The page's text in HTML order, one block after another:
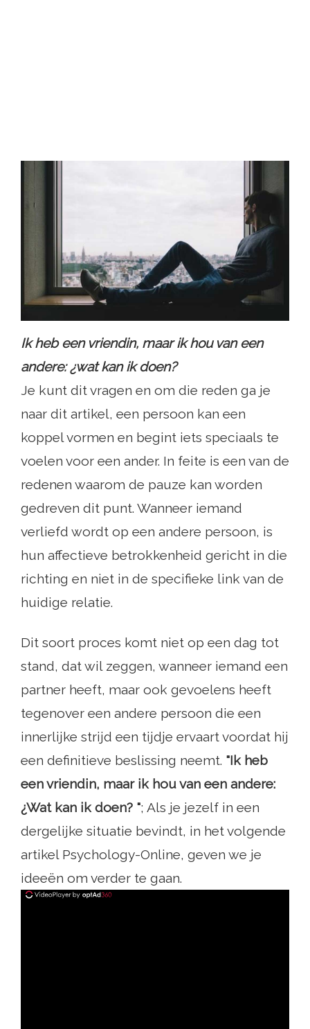
Ik heb een vriendin, maar ik hou van een
andere: ¿wat kan ik doen?
Je kunt dit vragen en om die reden ga je
naar dit artikel, een persoon kan een
koppel vormen en begint iets speciaals te
voelen voor een ander. In feite is een van de
redenen waarom de pauze kan worden
gedreven dit punt. Wanneer iemand
verliefd wordt op een andere persoon, is
hun affectieve betrokkenheid gericht in die
richting en niet in de specifieke link van de
huidige relatie.
Dit soort proces komt niet op een dag tot
stand, dat wil zeggen, wanneer iemand een
partner heeft, maar ook gevoelens heeft
tegenover een andere persoon die een
innerlijke strijd een tijdje ervaart voordat hij
een definitieve beslissing neemt. "Ik heb
een vriendin, maar ik hou van een andere:
¿Wat kan ik doen? "; Als je jezelf in een
dergelijke situatie bevindt, in het volgende
artikel Psychology-Online, geven we je
ideeën om verder te gaan.